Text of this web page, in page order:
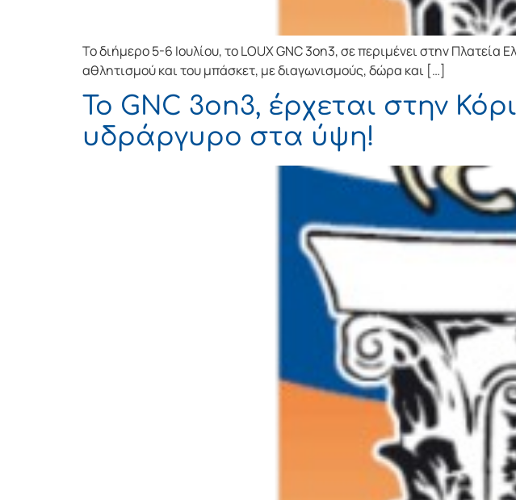
Το διήμερο 5-6 Ιουλίου, το LOUX GNC 3on3, σε περιμένει στην
αθλητισμού και του μπάσκετ, με διαγωνισμούς, δώρα και […]
Το GNC 3on3, έρχεται στην
υδράργυρο στα ύψη!